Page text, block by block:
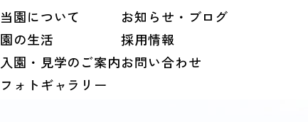
当園について
園の生活
入園・見学のご案内
フォトギャラリー
お知らせ・ブログ
採用情報
お問い合わせ